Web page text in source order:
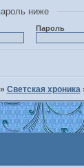
ниже
Пароль
» Светская хроника